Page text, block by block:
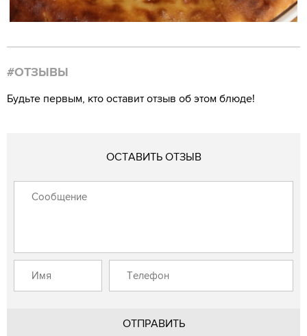
#ОТЗЫВЫ
Будьте первым, кто оставит отзыв об этом блюде!
ОСТАВИТЬ ОТЗЫВ
ОТПРАВИТЬ